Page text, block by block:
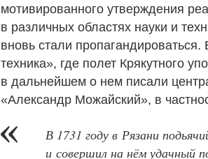
мотивированного утверждения
в различных областях науки и
вновь стали
техника», где полет Крякутного
в дальнейшем о нем писали
«Александр Можайский», в
В 1731 году в Рязани
и совершил на нём удачный